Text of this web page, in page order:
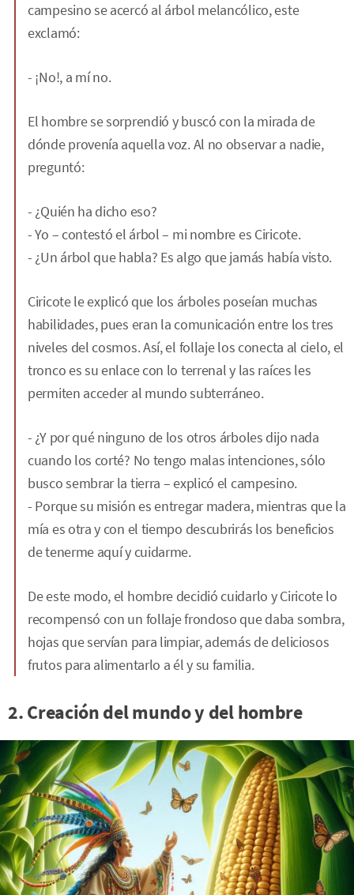
campesino se acercó al árbol melancólico, este
exclamó:
- ¡No!, a mí no.
El hombre se sorprendió y buscó con la mirada de
dónde provenía aquella voz. Al no observar a nadie,
preguntó:
- ¿Quién ha dicho eso?
- Yo – contestó el árbol – mi nombre es Ciricote.
- ¿Un árbol que habla? Es algo que jamás había visto.
Ciricote le explicó que los árboles poseían muchas
habilidades, pues eran la comunicación entre los tres
niveles del cosmos. Así, el follaje los conecta al cielo, el
tronco es su enlace con lo terrenal y las raíces les
permiten acceder al mundo subterráneo.
- ¿Y por qué ninguno de los otros árboles dijo nada
cuando los corté? No tengo malas intenciones, sólo
busco sembrar la tierra – explicó el campesino.
- Porque su misión es entregar madera, mientras que la
mía es otra y con el tiempo descubrirás los beneficios
de tenerme aquí y cuidarme.
De este modo, el hombre decidió cuidarlo y Ciricote lo
recompensó con un follaje frondoso que daba sombra,
hojas que servían para limpiar, además de deliciosos
frutos para alimentarlo a él y su familia.
2. Creación del mundo y del hombre